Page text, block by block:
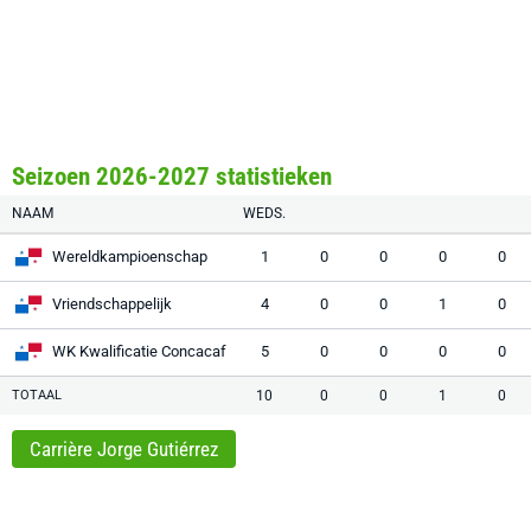
Seizoen 2026-2027 statistieken
NAAM WEDS.
Wereldkampioenschap 1 0 0 0 0
Vriendschappelijk 4 0 0 1 0
WK Kwalificatie Concacaf 5 0 0 0 0
TOTAAL 10 0 0 1 0
Carrière Jorge Gutiérrez